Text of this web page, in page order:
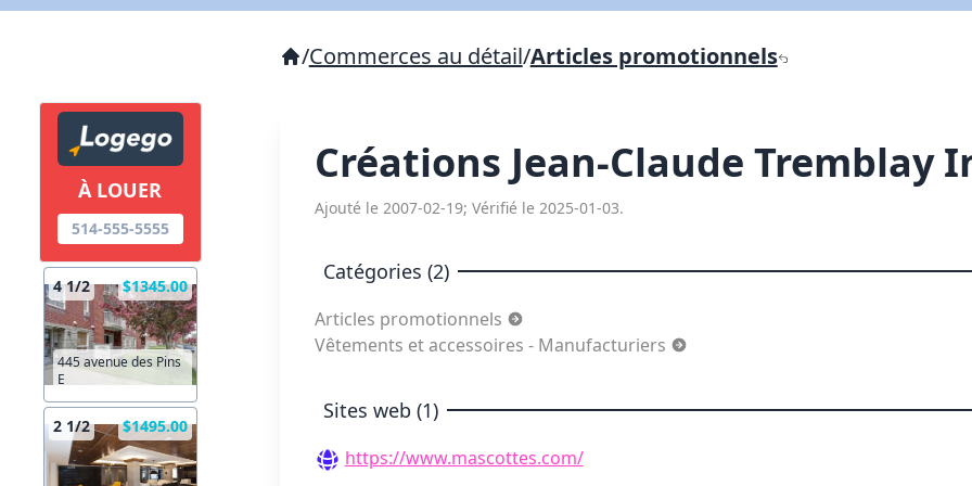
À LOUER
514-555-5555
4 1/2 $1345.00
445 avenue des Pins
E
2 1/2 $1495.00
/Commerces au détail/Articles promotionnels
Créations Jean-Claude Tremblay
Ajouté le 2007-02-19; Vérifié le 2025-01-03.
Catégories (2)
Articles promotionnels
Vêtements et accessoires - Manufacturiers
Sites web (1)
https://www.mascottes.com/
X Fermer
X Fermer Envoyez